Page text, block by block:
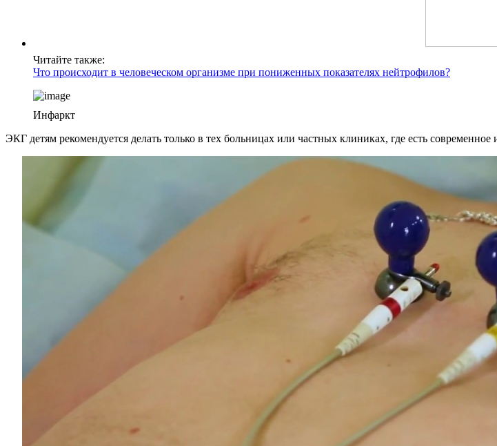
Читайте также:
Что происходит в человеческом организме при пониженных показателях нейтрофилов?
Инфаркт
ЭКГ детям рекомендуется делать только в тех больницах или частных клиниках, где есть